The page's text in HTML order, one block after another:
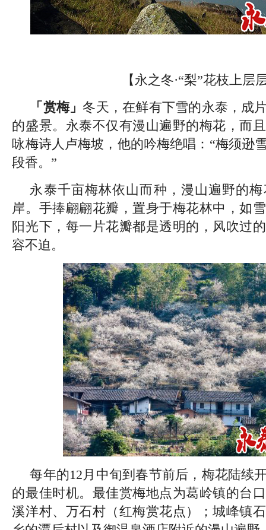
【永之冬·“梨”花枝上层
「赏梅」冬天，在鲜有下雪的永泰，成
的盛景。永泰不仅有漫山遍野的梅花，而
咏梅诗人卢梅坡，他的吟梅绝唱：“梅须逊
段香。”
永泰千亩梅林依山而种，漫山遍野的
岸。手捧翩翩花瓣，置身于梅花林中，如
阳光下，每一片花瓣都是透明的，风吹过
容不迫。
每年的12月中旬到春节前后，梅花陆续
的最佳时机。最佳赏梅地点为葛岭镇的台
溪洋村、万石村（红梅赏花点）；城峰镇